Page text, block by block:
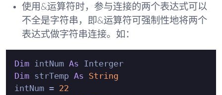
使用&运算符时，参与连接的两个表达式可以
不全是字符串，即&运算符可强制性地将两个
表达式做字符串连接。如：
Dim intNum As
Interger
Dim strTemp As String
intNum = 22